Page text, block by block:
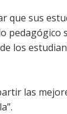
que sus
pedagógico
los
las